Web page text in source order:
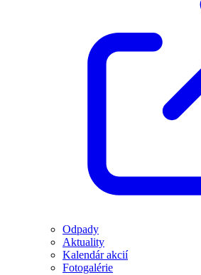
Odpady
Aktuality
Kalendár akcií
Fotogalérie